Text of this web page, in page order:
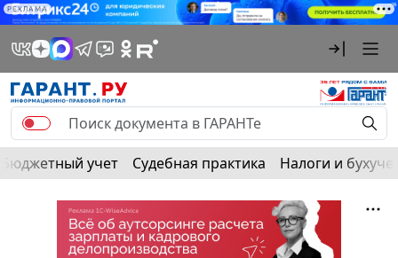
РЕКЛАМА
Бюджетный учет Судебная практика Налоги и